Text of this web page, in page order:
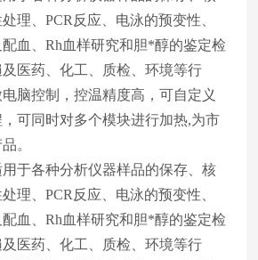
理、PCR反应、电泳的预变性、
血、Rh血样研究和胆*醇的鉴定检
医药、化工、质检、环境等行
脑控制，控温精度高，可自定义
可同时对多个模块进行加热,为市
。
于各种分析仪器样品的保存、核
理、PCR反应、电泳的预变性、
血、Rh血样研究和胆*醇的鉴定检
医药、化工、质检、环境等行